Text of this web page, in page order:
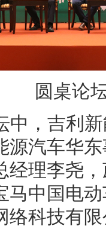
圆桌论
中，吉利
源汽车华
经理李尧
马中国电
络科技有